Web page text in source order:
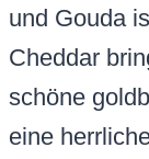
und Gouda
Cheddar
schöne
eine